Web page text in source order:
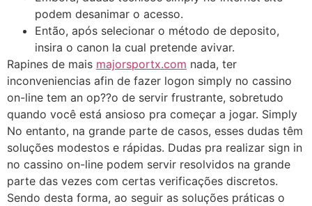
podem desanimar o acesso.
Então, após selecionar o método de deposito,
insira o canon la cual pretende avivar.
Rapines de mais majorsportx.com nada, ter
inconveniencias afin de fazer logon simply no cassino
on-line tem an op??o de servir frustrante, sobretudo
quando você está ansioso pra começar a jogar. Simply
No entanto, na grande parte de casos, esses dudas têm
soluções modestos e rápidas. Dudas pra realizar sign in
no cassino on-line podem servir resolvidos na grande
parte das vezes com certas verificações discretos.
Sendo desta forma, ao seguir as soluções práticas o